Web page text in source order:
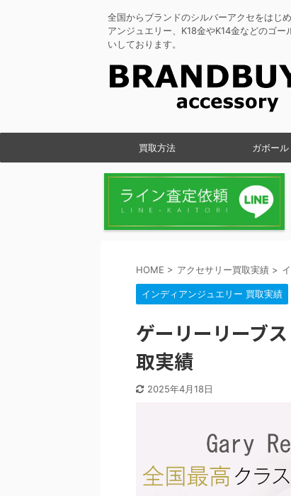
全国からブランドのシルバーアクセをはじ
アンジュエリー、K18金やK14金などのゴ
いしております。
買取方法 ガボール
HOME > アクセサリー買取実績 >
インディアンジュエリー 買取実績
ゲーリーリーブ
取実績
2025年4月18日